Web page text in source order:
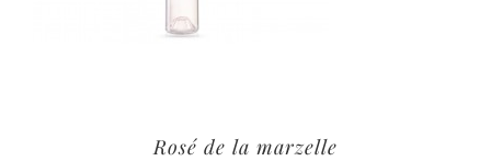
Rosé de la marzelle